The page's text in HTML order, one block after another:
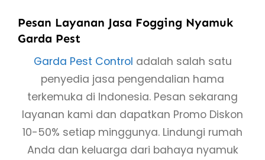
Pesan Layanan Jasa Fogging Nyamuk
Garda Pest
Garda Pest Control adalah salah satu
penyedia jasa pengendalian hama
terkemuka di Indonesia. Pesan sekarang
layanan kami dan dapatkan Promo Diskon
10-50% setiap minggunya. Lindungi rumah
Anda dan keluarga dari bahaya nyamuk